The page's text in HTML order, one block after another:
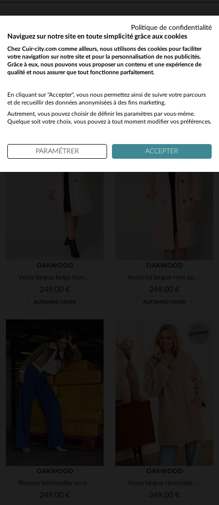
contrôle
5 étoiles
2
4étoiles
0
2étoiles
0
1étoile 0
Trier les avis
Excellente qualité
Avis du03/12/2023 , suite à une
Catherine M.
UTILE(0) Signaler
Très bien sympa debongout
prix excellent
UTILE(0) Signaler
Vous aimerez également…
OAKWOOD
Veste longue beige femme
249,00 €
AUTOMNE/HIVER
OAKWOOD
Veste mi longue rose poudré
249,00 €
AUTOMNE/HIVER
OAKWOOD
Blouson bombardier en polyester effet mouton retourné
249,00 €
OAKWOOD
Veste longue réversible couleur café femme
349,00 €
Would you like to be redirected to our English site?
No
Yes
Politique de confidentialité
Naviguez sur notre site en toute simplicité grâce aux cookies
Chez Cuir-city.com comme ailleurs, nous utilisons des cookies pour faciliter
votre navigation sur notre site et pour la personnalisation de nos publicités.
Grâce à eux, nous pouvons vous proposer un contenu et une expérience de
qualité et nous assurer que tout fonctionne parfaitement.
En cliquant sur "Accepter", vous nous permettez ainsi de suivre votre parcours
et de recueillir des données anonymisées à des fins marketing.
Autrement, vous pouvez choisir de définir les paramètres par vous-même.
Quelque soit votre choix, vous pouvez à tout moment modifier vos préférences.
PARAMÉTRER ACCEPTER